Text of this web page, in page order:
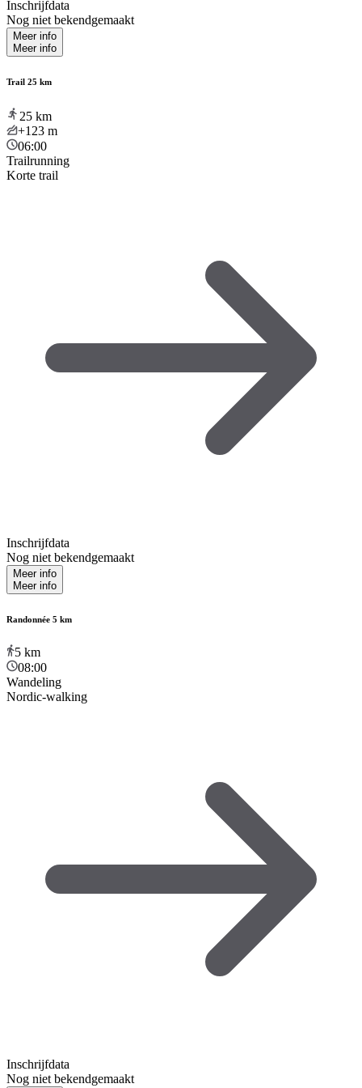
Inschrijfdata
Nog niet bekendgemaakt
Meer info
Meer info
Trail 25 km
25 km
+123 m
06:00
Trailrunning
Korte trail
Inschrijfdata
Nog niet bekendgemaakt
Meer info
Meer info
Randonnée 5 km
5 km
08:00
Wandeling
Nordic-walking
Inschrijfdata
Nog niet bekendgemaakt